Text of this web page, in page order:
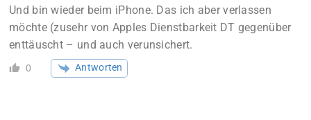
Und bin wieder beim iPhone. Das ich aber verlassen
möchte (zusehr von Apples Dienstbarkeit DT gegenüber
enttäuscht – und auch verunsichert.
0 Antworten